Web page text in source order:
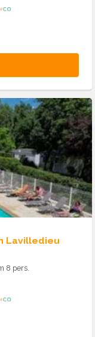
Lavilledieu
8 pers.